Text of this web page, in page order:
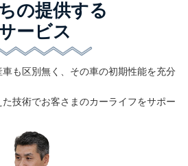
の提供する
ービス
も区別無く、その車の初期性能を充分
技術でお客さまのカーライフをサポー